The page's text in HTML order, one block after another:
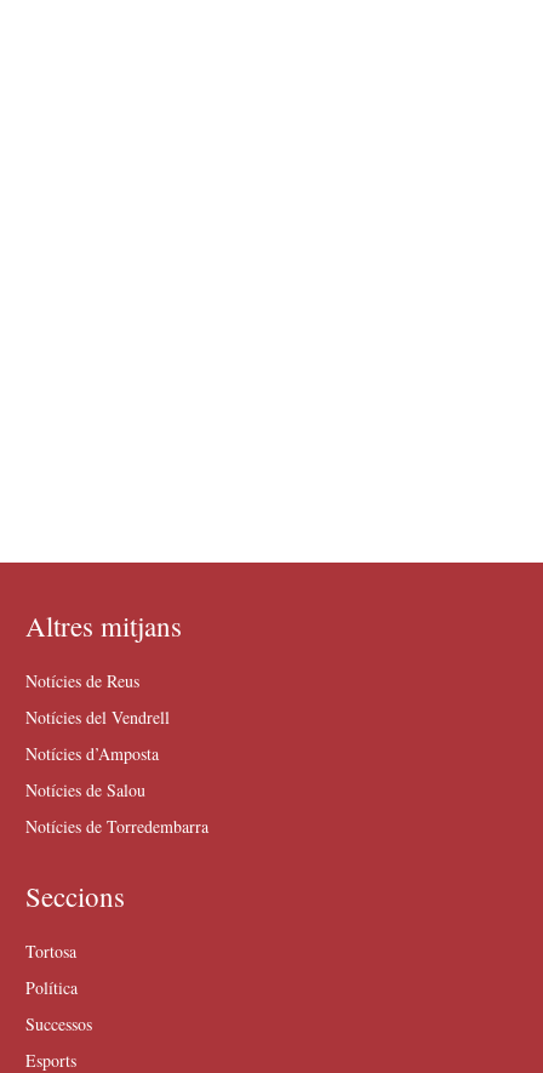
Altres mitjans
Notícies de Reus
Notícies del Vendrell
Notícies d’Amposta
Notícies de Salou
Notícies de Torredembarra
Seccions
Tortosa
Política
Successos
Esports